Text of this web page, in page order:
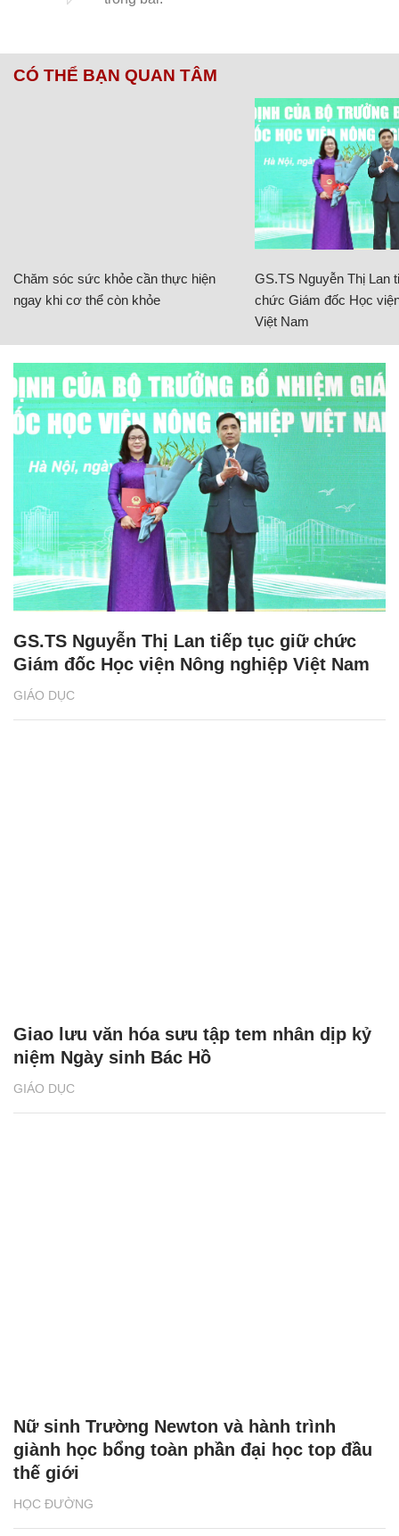
CÓ THỂ BẠN QUAN TÂM
Chăm sóc sức khỏe cần thực hiện
ngay khi cơ thể còn khỏe
GS.TS Nguyễn Thị Lan
chức Giám đốc Học
Việt Nam
GIÁO DỤC
GS.TS Nguyễn Thị Lan tiếp tục giữ chức
Giám đốc Học viện Nông nghiệp Việt Nam
GIÁO DỤC
Giao lưu văn hóa sưu tập tem nhân dịp kỷ
niệm Ngày sinh Bác Hồ
HỌC ĐƯỜNG
Nữ sinh Trường Newton và hành trình
giành học bổng toàn phần đại học top đầu
thế giới